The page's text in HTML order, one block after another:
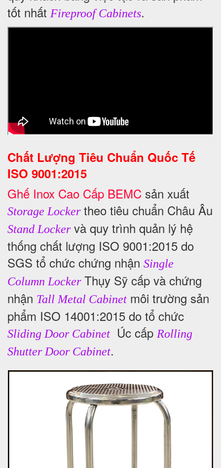
tốt nhất Fireproof Cabinets.
Chất Lượng Tiêu Chuẩn Quốc Tế
ISO 9001:2015
Ghế Inox Cao Cấp BEMC sản xuất
Storage Lockertheo tiêu chuẩn Châu Âu
Stand Lockervà quy trình quản lý hệ
thống chất lượng ISO 9001:2015 do
SGS tổ chức chứng nhận Single
Column LockerThụy Sỹ cấp và chứng
nhận Tall Metal Cabinet môi trường sản
phẩm ISO 14001:2015 do tổ chức
Sliding Door Cabinet Úc cấp Rolling
Shutter Door Cabinet.